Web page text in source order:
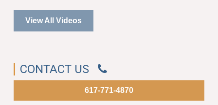
View All Videos
CONTACT US
617-771-4870